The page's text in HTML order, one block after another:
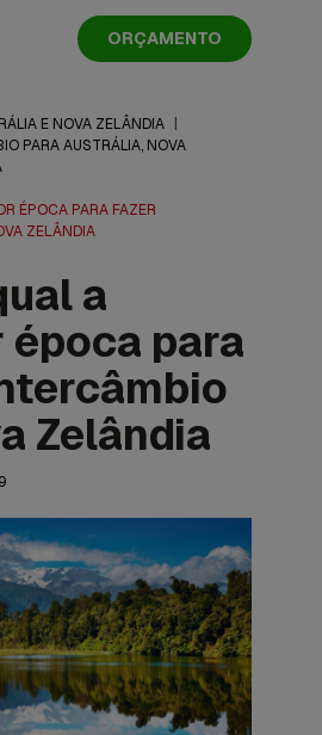
ORÇAMENTO
E NOVA ZELÂNDIA
PARA AUSTRÁLIA, NOVA
ÉPOCA PARA FAZER
ZELÂNDIA
a
para
Zelândia